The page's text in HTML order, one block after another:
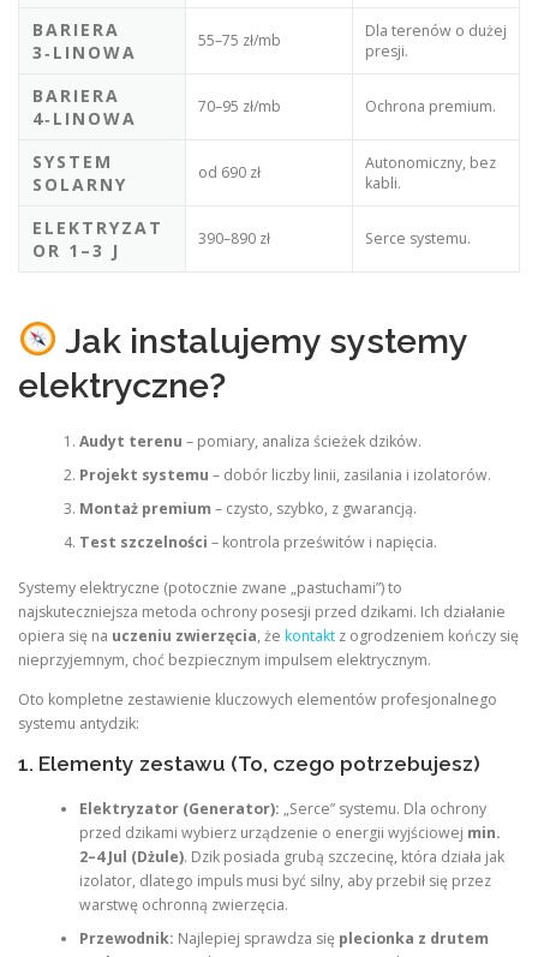
BARIERA
3‑LINOWA
55–75 zł/mb
Dla terenów o dużej
presji.
BARIERA
4‑LINOWA
70–95 zł/mb Ochrona premium.
SYSTEM
SOLARNY
od 690 zł
Autonomiczny, bez
kabli.
ELEKTRYZAT
OR 1–3 J
390–890 zł Serce systemu.
Jak instalujemy systemy
elektryczne?
Audyt terenu – pomiary, analiza ścieżek dzików.
Projekt systemu – dobór liczby linii, zasilania i izolatorów.
Montaż premium – czysto, szybko, z gwarancją.
Test szczelności – kontrola prześwitów i napięcia.
Systemy elektryczne (potocznie zwane „pastuchami”) to
najskuteczniejsza metoda ochrony posesji przed dzikami. Ich działanie
opiera się na uczeniu zwierzęcia, że kontakt z ogrodzeniem kończy się
nieprzyjemnym, choć bezpiecznym impulsem elektrycznym.
Oto kompletne zestawienie kluczowych elementów profesjonalnego
systemu antydzik:
1. Elementy zestawu (To, czego potrzebujesz)
Elektryzator (Generator): „Serce” systemu. Dla ochrony
przed dzikami wybierz urządzenie o energii wyjściowej min.
2–4 Jul (Dżule). Dzik posiada grubą szczecinę, która działa jak
izolator, dlatego impuls musi być silny, aby przebił się przez
warstwę ochronną zwierzęcia.
Przewodnik: Najlepiej sprawdza się plecionka z drutem